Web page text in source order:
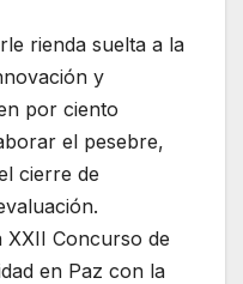
rienda suelta a la
y
por ciento
el pesebre,
cierre de
XXII Concurso de
en Paz con la